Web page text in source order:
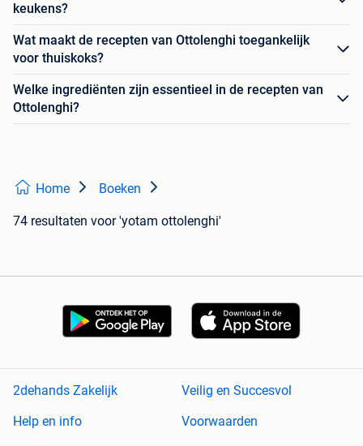
keukens?
Wat maakt de recepten van Ottolenghi toegankelijk
voor thuiskoks?
Welke ingrediënten zijn essentieel in de recepten van
Ottolenghi?
Home Boeken
74 resultaten voor 'yotam ottolenghi'
2dehands Zakelijk
Veilig en Succesvol
Help en info
Voorwaarden